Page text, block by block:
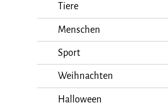
Tiere
Menschen
Sport
Weihnachten
Halloween